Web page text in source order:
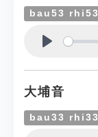
bau53 rhi53
大埔音
bau33 rhi33